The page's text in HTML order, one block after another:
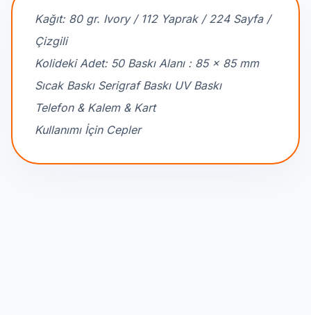
Kağıt: 80 gr. Ivory / 112 Yaprak / 224 Sayfa /
Çizgili
Kolideki Adet: 50 Baskı Alanı : 85 x 85 mm
Sıcak Baskı Serigraf Baskı UV Baskı
Telefon & Kalem & Kart
Kullanımı İçin Cepler